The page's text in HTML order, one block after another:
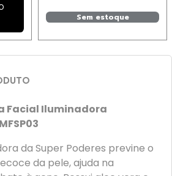
Sem estoque
Facial Iluminadora
da Super Poderes previne o
da pele, ajuda na